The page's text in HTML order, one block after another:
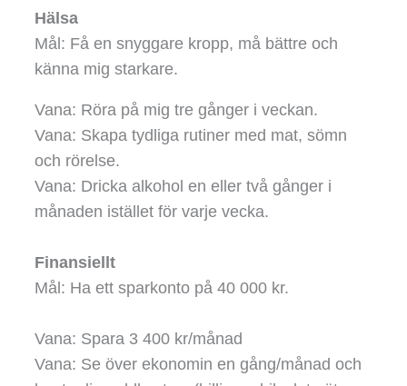
Hälsa
Mål: Få en snyggare kropp, må bättre och
känna mig starkare.
Vana: Röra på mig tre gånger i veckan.
Vana: Skapa tydliga rutiner med mat, sömn
och rörelse.
Vana: Dricka alkohol en eller två gånger i
månaden istället för varje vecka.
Finansiellt
Mål: Ha ett sparkonto på 40 000 kr.
Vana: Spara 3 400 kr/månad
Vana: Se över ekonomin en gång/månad och